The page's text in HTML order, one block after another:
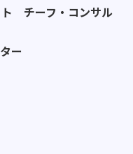
ト チーフ・コンサル
ー